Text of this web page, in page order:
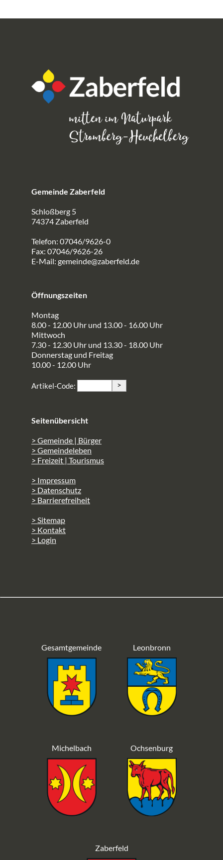
Gemeinde Zaberfeld
Schloßberg 5
74374 Zaberfeld
Telefon: 07046/9626-0
Fax: 07046/9626-26
E-Mail: gemeinde@zaberfeld.de
Öffnungszeiten
Montag
8.00 - 12.00 Uhr und 13.00 - 16.00 Uhr
Mittwoch
7.30 - 12.30 Uhr und 13.30 - 18.00 Uhr
Donnerstag und Freitag
10.00 - 12.00 Uhr
Artikel-Code: >
Seitenübersicht
> Gemeinde | Bürger
> Gemeindeleben
> Freizeit | Tourismus
> Impressum
> Datenschutz
> Barrierefreiheit
> Sitemap
> Kontakt
> Login
Gesamtgemeinde Leonbronn
Michelbach Ochsenburg
Zaberfeld